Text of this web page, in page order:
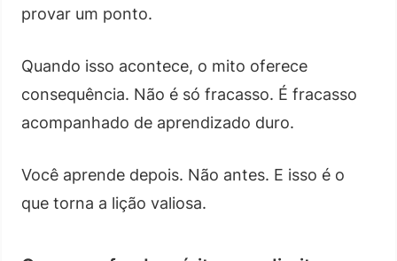
provar um ponto.
Quando isso acontece, o mito oferece
consequência. Não é só fracasso. É fracasso
acompanhado de aprendizado duro.
Você aprende depois. Não antes. E isso é o
que torna a lição valiosa.